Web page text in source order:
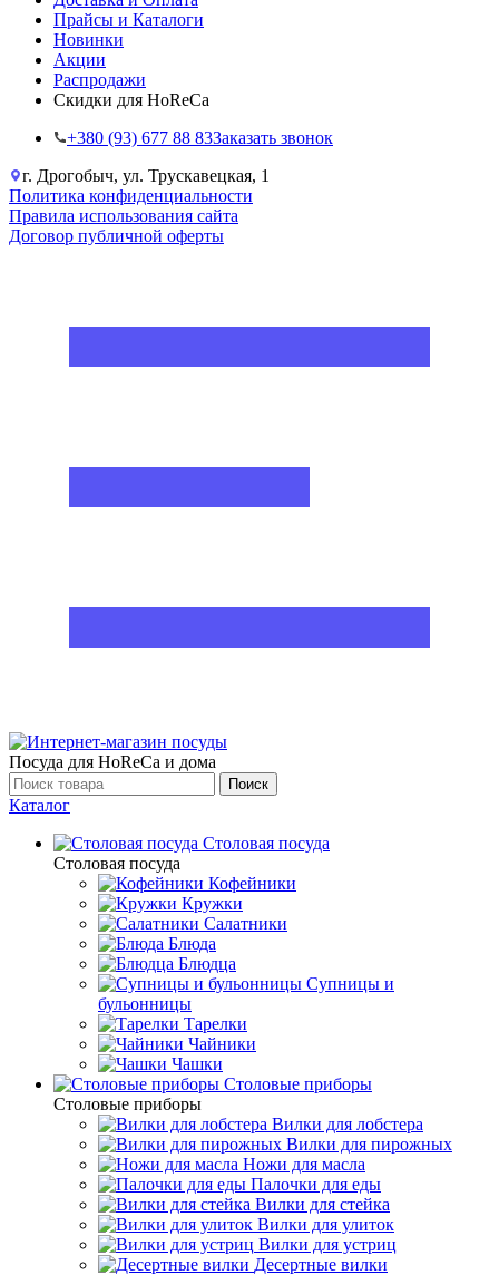
Прайсы и Каталоги
Новинки
Акции
Распродажи
Скидки для HoReCa
+38‎0 (93) 677 88 83Заказать звонок
г. Дрогобыч, ул. Трускавецкая, 1
Политика конфиденциальности
Правила использования сайта
Договор публичной оферты
Посуда для HoReCa и дома
Поиск
Каталог
Столовая посуда
Столовая посуда
Кофейники
Кружки
Салатники
Блюда
Блюдца
Супницы и
бульонницы
Тарелки
Чайники
Чашки
Cтоловые приборы
Cтоловые приборы
Вилки для лобстера
Вилки для пирожных
Ножи для масла
Палочки для еды
Вилки для стейка
Вилки для улиток
Вилки для устриц
Десертные вилки